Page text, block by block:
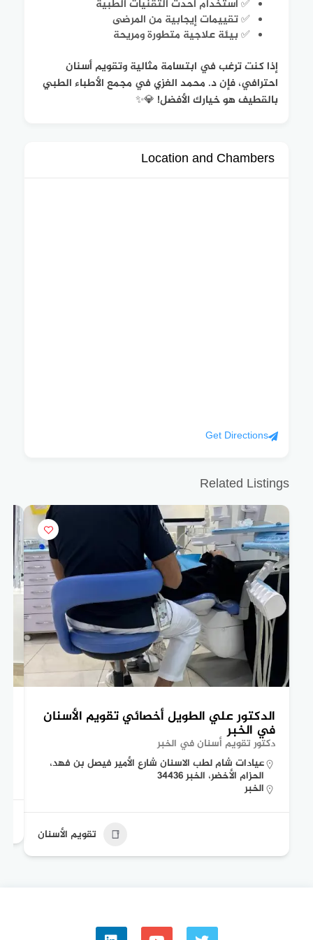
✅ استخدام أحدث التقنيات الطبية
✅ تقييمات إيجابية من المرضى
✅ بيئة علاجية متطورة ومريحة
إذا كنت ترغب في ابتسامة مثالية وتقويم أسنان
احترافي، فإن د. محمد الغزي في مجمع الأطباء الطبي
بالقطيف هو خيارك الأفضل! 💎✨
Location and Chambers
Get Directions
Related Listings
الدكتور علي الطويل أخصائي تقويم الأسنان
في الخبر
دكتور تقويم أسنان في الخبر
عيادات شام لطب الاسنان شارع الأمير فيصل بن فهد،
الحزام الأخضر، الخبر 34436
الخبر
تقويم الأسنان